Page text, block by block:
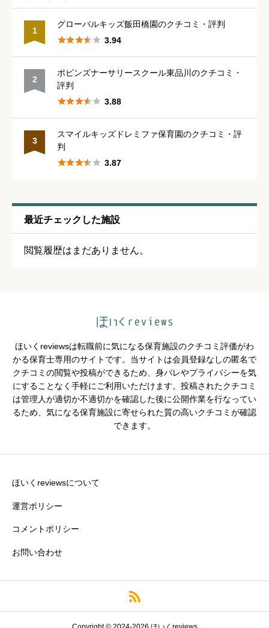
星の数をお選びください 
星の数をお選びください
星の数をお選びください
通いやすさ 必須
星の数をお選びください 
シフトの融通 必須
星の数をお選びください 
残業・持ち帰り仕事の少なさ
クチコミのタイトル
※園の評価がわかりやすいタイトルがおすすめです。
クチコミ内容 必須
1
グローバルキッズ飯田橋園のクチコミ・評判
 3.94
2
ポピンズナーサリースクール東品川のクチコミ・
評判
 3.88
3
スマイルキッズドレミファ保育園のクチコミ・評
判
 3.87
最近チェックした施設
閲覧履歴はまだありません。
ほいくreviewsは転職前に気になる保育施設のクチコミ評価がわ
かる保育士専用のサイトです。当サイトは会員登録なしの匿名で
クチコミの閲覧や投稿ができるため、身バレやプライバシーを気
にすることなく手軽にご利用いただけます。投稿されたクチコミ
は管理人が適切か不適切かを確認した後に公開作業を行なってい
るため、気になる保育施設に寄せられた質の高いクチコミが確認
できます。
ほいくreviewsについて
運営ポリシー
コメントポリシー
お問い合わせ